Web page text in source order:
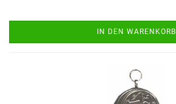
IN DEN WARENKORB